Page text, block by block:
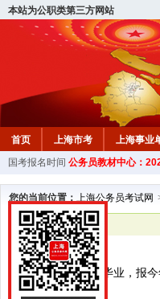
本站为公职类第三方网站
首页 上海市考 上海事业
国考报名时间 公务员教材中心：
您的当前位置： 上海公务员考试网
已解决
长宁区公务员
您好，请问22届毕业，报